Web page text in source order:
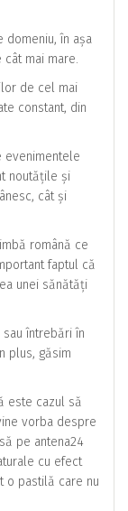
domeniu, în așa
mai mare.
de cel mai
constant, din
evenimentele
noutățile și
cât și
română ce
faptul că
unei sănătăți
întrebări în
plus, găsim
este cazul să
vorba despre
pe antena24
cu efect
o pastilă care nu